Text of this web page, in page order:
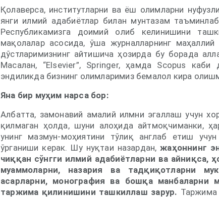
Қолаверса, институтларни ва ёш олимларни
янги илмий адабиётлар билан мунтазам
Республикамизга доимий олиб келинишини
мақолалар асосида, ўша журналларнинг
дўстларимизнинг айтишича ҳозирда бу борада
Масалан, “Elsevier”, Springer, ҳамда Scopus каби
эндиликда бизнинг олимларимиз бемалол кира
Яна бир муҳим нарса бор:
Албатта, замонавий амалий илмни эгаллаш учун
қилмаган ҳолда, шуни алоҳида айтмоқчиманки,
унинг мазмун-моҳиятини тўлиқ англаб етиш
ўрганиши керак. Шу нуқтаи назардан,жаҳоннинг
чиққан сўнгги илмий адабиётларни ва айниқса,
муаммоларни, назария ва тадқиқотларни
асарларни, монография ва бошқа манбаларни
таржима қилинишини ташкиллаш зарур. Таржима